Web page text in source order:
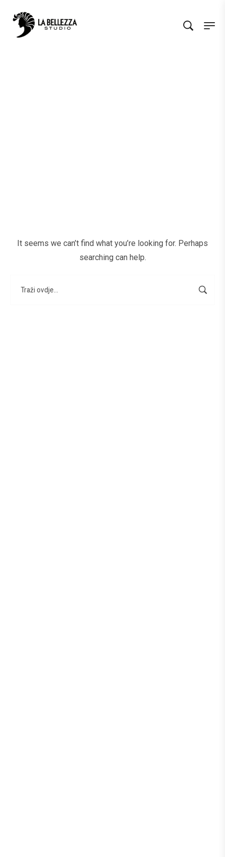
It seems we can’t find what you’re looking for. Perhaps
searching can help.